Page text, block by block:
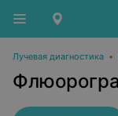
Лучевая диагностика •